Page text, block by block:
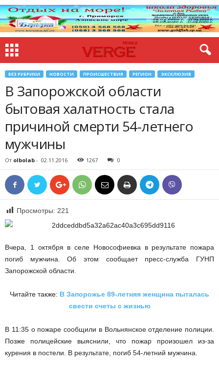
БЕЗ РУБРИКИ НОВОСТИ ПРОИСШЕСТВИЯ РЕГИОН ЭКСКЛЮЗИВ
В Запорожской области
бытовая халатность стала
причиной смерти 54-летнего
мужчины
От olbolab - 02.11.2016 1267 0
Просмотры: 221
Вчера, 1 октября в селе Новософиевка врезультате пожара
погиб мужчина. Об этом сообщает пресс-служба ГУНП
Запорожской области.
Читайте также: В Запорожье 89-летняя женщина пыталась
свести счеты с жизнью
В 11:35 о пожаре сообщили в Вольнянскоеотделение полиции.
Позже полицейские выяснили, что пожар произошел из-за
курения в постели. В результате, погиб 54-летний мужчина.